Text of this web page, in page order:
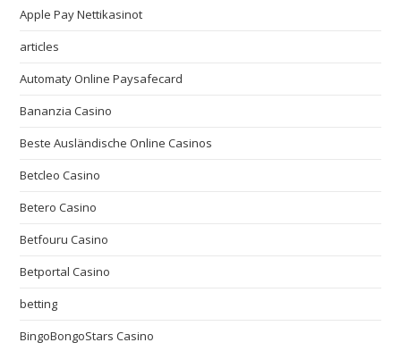
Apple Pay Nettikasinot
articles
Automaty Online Paysafecard
Bananzia Casino
Beste Ausländische Online Casinos
Betcleo Casino
Betero Casino
Betfouru Casino
Betportal Casino
betting
BingoBongoStars Casino